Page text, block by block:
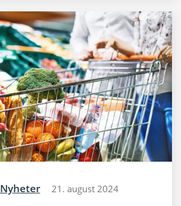
Nyheter 21. august 2024